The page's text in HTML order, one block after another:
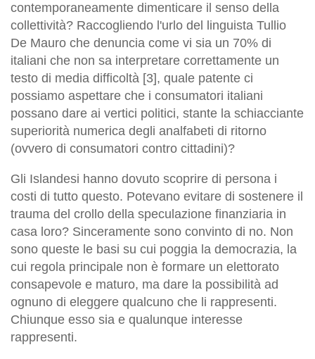
contemporaneamente dimenticare il senso della
collettività? Raccogliendo l'urlo del linguista Tullio
De Mauro che denuncia come vi sia un 70% di
italiani che non sa interpretare correttamente un
testo di media difficoltà [3], quale patente ci
possiamo aspettare che i consumatori italiani
possano dare ai vertici politici, stante la schiacciante
superiorità numerica degli analfabeti di ritorno
(ovvero di consumatori contro cittadini)?
Gli Islandesi hanno dovuto scoprire di persona i
costi di tutto questo. Potevano evitare di sostenere il
trauma del crollo della speculazione finanziaria in
casa loro? Sinceramente sono convinto di no. Non
sono queste le basi su cui poggia la democrazia, la
cui regola principale non è formare un elettorato
consapevole e maturo, ma dare la possibilità ad
ognuno di eleggere qualcuno che li rappresenti.
Chiunque esso sia e qualunque interesse
rappresenti.